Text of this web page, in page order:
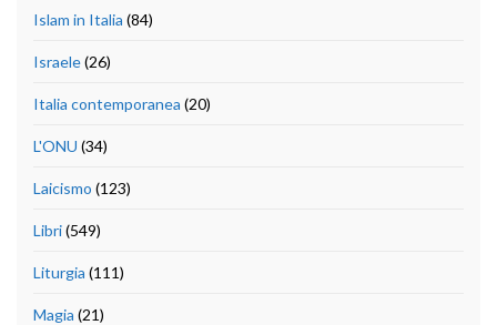
Islam in Italia (84)
Israele(26)
Italia contemporanea (20)
L'ONU (34)
Laicismo (123)
Libri(549)
Liturgia (111)
Magia (21)